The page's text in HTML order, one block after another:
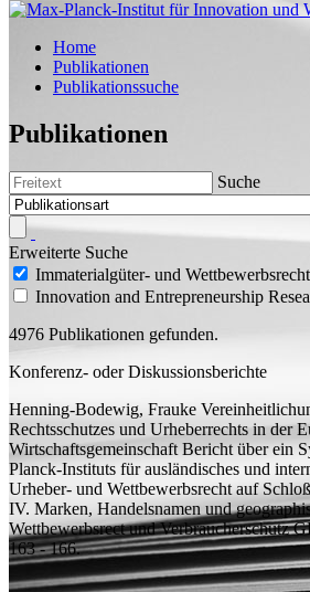
Home
Publikationen
Publikationssuche
Publikationen
Suche
Erweiterte Suche
Immaterialgüter- und Wettbewerbsrecht
Innovation and Entrepreneurship
4976 Publikationen gefunden.
Konferenz- oder Diskussionsberichte
Henning-Bodewig, Frauke
Rechtsschutzes und Urheberrechts in der
Wirtschaftsgemeinschaft Bericht über ein
Planck-Instituts für ausländisches und
Urheber- und Wettbewerbsrecht auf
IV. Marken, Handelsnamen und
Wettbewerbsrect und Verbraucherschutz
163 - 166.